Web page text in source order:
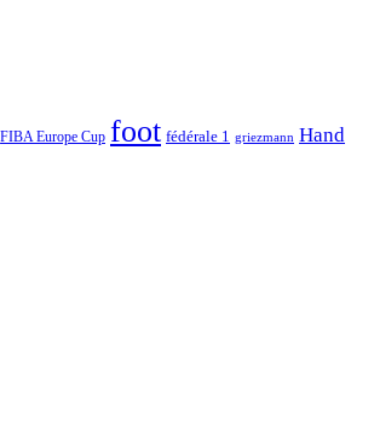
FIBA Europe Cup foot fédérale 1 griezmann Hand